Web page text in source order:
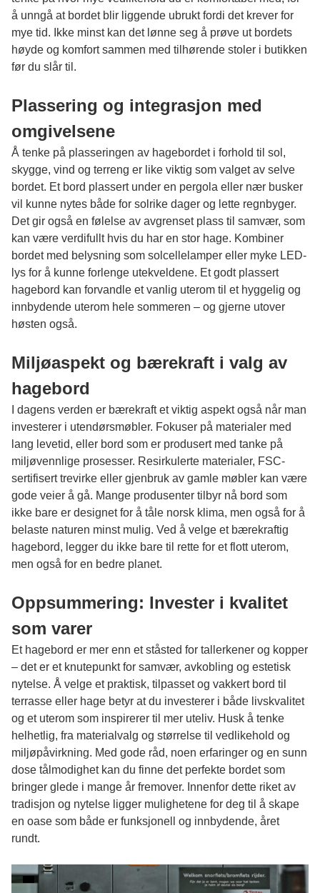
å unngå at bordet blir liggende ubrukt fordi det krever for
mye tid. Ikke minst kan det lønne seg å prøve ut bordets
høyde og komfort sammen med tilhørende stoler i butikken
før du slår til.
Plassering og integrasjon med
omgivelsene
Å tenke på plasseringen av hagebordet i forhold til sol,
skygge, vind og terreng er like viktig som valget av selve
bordet. Et bord plassert under en pergola eller nær busker
vil kunne nytes både for solrike dager og lette regnbyger.
Det gir også en følelse av avgrenset plass til samvær, som
kan være verdifullt hvis du har en stor hage. Kombiner
bordet med belysning som solcellelamper eller myke LED-
lys for å kunne forlenge utekveldene. Et godt plassert
hagebord kan forvandle et vanlig uterom til et hyggelig og
innbydende uterom hele sommeren – og gjerne utover
høsten også.
Miljøaspekt og bærekraft i valg av
hagebord
I dagens verden er bærekraft et viktig aspekt også når man
investerer i utendørsmøbler. Fokuser på materialer med
lang levetid, eller bord som er produsert med tanke på
miljøvennlige prosesser. Resirkulerte materialer, FSC-
sertifisert trevirke eller gjenbruk av gamle møbler kan være
gode veier å gå. Mange produsenter tilbyr nå bord som
ikke bare er designet for å tåle norsk klima, men også for å
belaste naturen minst mulig. Ved å velge et bærekraftig
hagebord, legger du ikke bare til rette for et flott uterom,
men også for en bedre planet.
Oppsummering: Invester i kvalitet
som varer
Et hagebord er mer enn et ståsted for tallerkener og kopper
– det er et knutepunkt for samvær, avkobling og estetisk
nytelse. Å velge et praktisk, tilpasset og vakkert bord til
terrasse eller hage betyr at du investerer i både livskvalitet
og et uterom som inspirerer til mer uteliv. Husk å tenke
helhetlig, fra materialvalg og størrelse til vedlikehold og
miljøpåvirkning. Med gode råd, noen erfaringer og en sunn
dose tålmodighet kan du finne det perfekte bordet som
bringer glede i mange år fremover. Innenfor dette riket av
tradisjon og nytelse ligger mulighetene for deg til å skape
en oase som både er funksjonell og innbydende, året
rundt.